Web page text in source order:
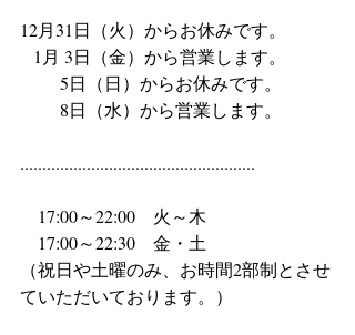
12月31日（火）からお休みです。
   1月 3日（金）から営業します。
   　  5日（日）からお休みです。
8日（水）から営業します。
.....................................................
17:00～22:00　火～木
17:00～22:30　金・土
（祝日や土曜のみ、お時間2部制とさせ
ていただいております。）